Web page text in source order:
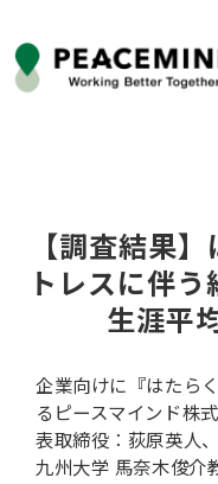
サービス
課題から探す
お役立ち情報
【調査結果
トレスに伴
生涯平
企業向けに『はたら
るピースマインド株
表取締役：荻原英人
九州大学 馬奈木俊介